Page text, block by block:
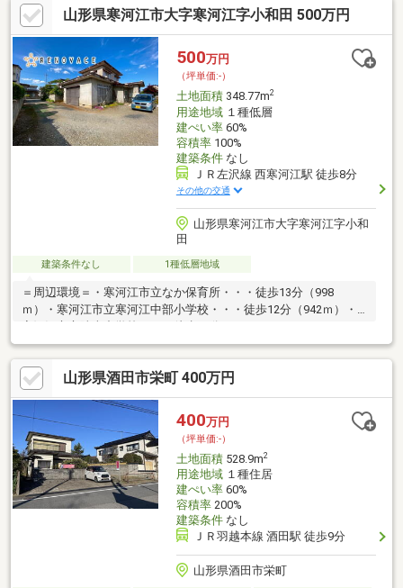
山形県寒河江市大字寒河江字小和田 500万円
500万円
（坪単価:-）
土地面積348.77m2
用途地域１種低層
建ぺい率60%
容積率100%
建築条件なし
ＪＲ左沢線 西寒河江駅 徒歩8分
その他の交通
山形県寒河江市大字寒河江字小和
田
建築条件なし 1種低層地域
＝周辺環境＝・寒河江市立なか保育所・・・徒歩13分（998
ｍ）・寒河江市立寒河江中部小学校・・・徒歩12分（942ｍ）・
寒河江市立陵南中学校・・・徒歩12分（905ｍ）・フードセンタ
ーたかき元町店・・・徒歩9分（656ｍ）・セブンイレブン寒河江
仲谷地店・・・徒歩13分（1013ｍ）・調剤薬局ツルハドラッグ寒
河江西店・・・徒歩10分（776ｍ）・寒河江市立病院・・・徒歩
10分（785ｍ）・内ノ袋簡易郵便局・・・徒歩6分（415ｍ）
山形県酒田市栄町 400万円
400万円
（坪単価:-）
土地面積528.9m2
用途地域１種住居
建ぺい率60%
容積率200%
建築条件なし
ＪＲ羽越本線 酒田駅 徒歩9分
山形県酒田市栄町